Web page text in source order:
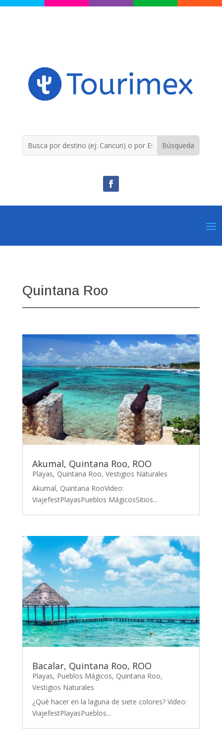
Quintana Roo
Akumal, Quintana Roo, ROO
Playas, Quintana Roo, Vestigios Naturales
Akumal, Quintana RooVideo:
ViajefestPlayasPueblos MágicosSitios...
Bacalar, Quintana Roo, ROO
Playas, Pueblos Mágicos, Quintana Roo,
Vestigios Naturales
¿Qué hacer en la laguna de siete colores? Video:
ViajefestPlayasPueblos...